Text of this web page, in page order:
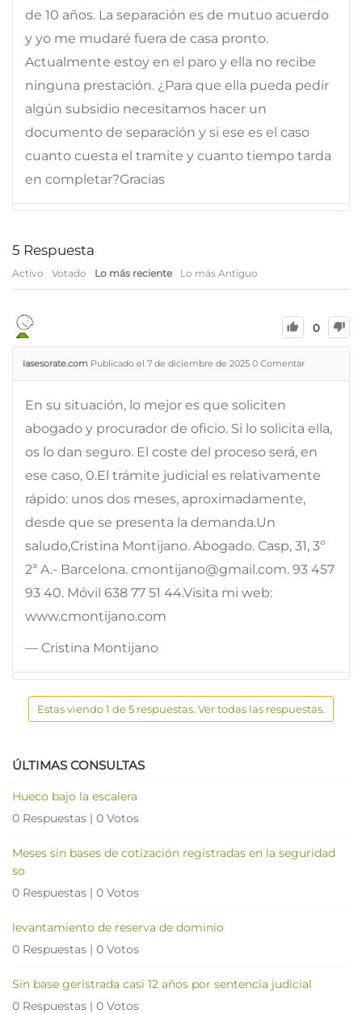
de 10 años. La separación es de mutuo acuerdo
y yo me mudaré fuera de casa pronto.
Actualmente estoy en el paro y ella no recibe
ninguna prestación. ¿Para que ella pueda pedir
algún subsidio necesitamos hacer un
documento de separación y si ese es el caso
cuanto cuesta el tramite y cuanto tiempo tarda
en completar?Gracias
5 Respuesta
Activo Votado Lo más reciente Lo más Antiguo
0
iasesorate.com Publicado el 7 de diciembre de 2025 0 Comentar
En su situación, lo mejor es que soliciten
abogado y procurador de oficio. Si lo solicita ella,
os lo dan seguro. El coste del proceso será, en
ese caso, 0.El trámite judicial es relativamente
rápido: unos dos meses, aproximadamente,
desde que se presenta la demanda.Un
saludo,Cristina Montijano. Abogado. Casp, 31, 3º
2ª A.- Barcelona. cmontijano@gmail.com. 93 457
93 40. Móvil 638 77 51 44.Visita mi web:
www.cmontijano.com
— Cristina Montijano
Estas viendo 1 de 5 respuestas. Ver todas las respuestas.
ÚLTIMAS CONSULTAS
Hueco bajo la escalera
0 Respuestas | 0 Votos
Meses sin bases de cotización registradas en la seguridad
so
0 Respuestas | 0 Votos
levantamiento de reserva de dominio
0 Respuestas | 0 Votos
Sin base geristrada casi 12 años por sentencia judicial
0 Respuestas | 0 Votos